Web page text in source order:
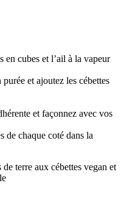
en cubes et l’ail à la vapeur
et ajoutez les cébettes
et façonnez avec vos
de chaque coté dans la